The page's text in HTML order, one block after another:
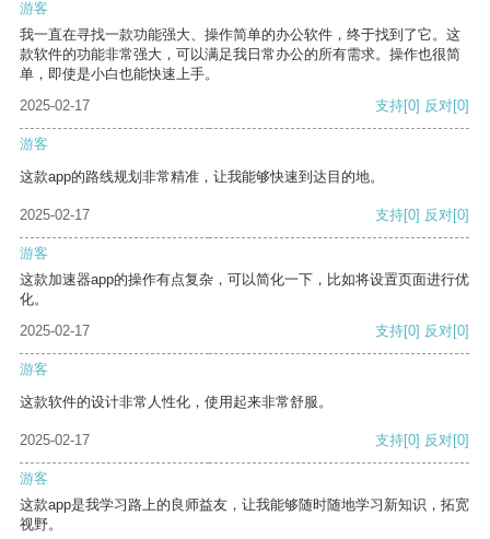
游客
我一直在寻找一款功能强大、操作简单的办公软件，终于找到了它。这
款软件的功能非常强大，可以满足我日常办公的所有需求。操作也很简
单，即使是小白也能快速上手。
2025-02-17
支持[0] 反对[0]
游客
这款app的路线规划非常精准，让我能够快速到达目的地。
2025-02-17 支持[0] 反对[0]
游客
这款加速器app的操作有点复杂，可以简化一下，比如将设置页面进行优
化。
2025-02-17
支持[0] 反对[0]
游客
这款软件的设计非常人性化，使用起来非常舒服。
2025-02-17 支持[0] 反对[0]
游客
这款app是我学习路上的良师益友，让我能够随时随地学习新知识，拓宽
视野。